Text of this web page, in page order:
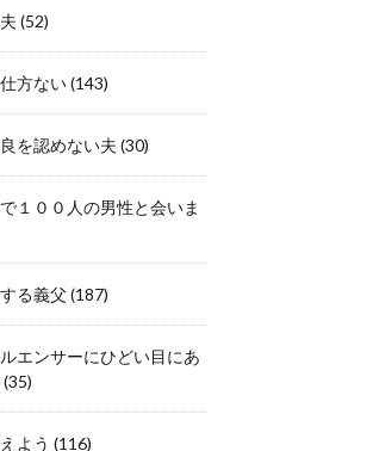
(52)
方ない(143)
を認めない夫 (30)
１００人の男性と会いま
る義父 (187)
エンサーにひどい目にあ
(35)
よう (116)